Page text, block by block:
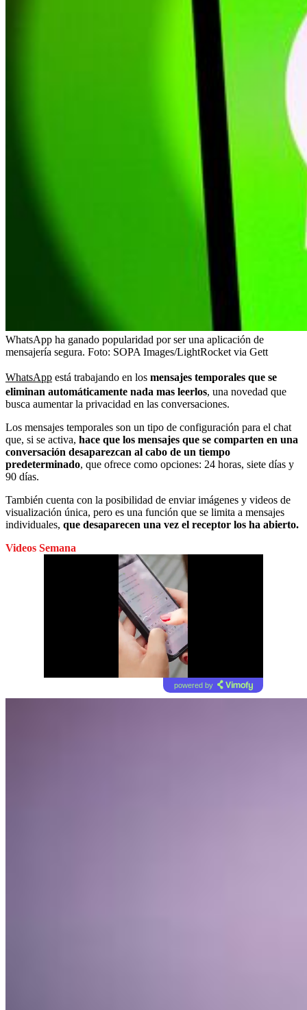
WhatsApp ha ganado popularidad por ser una aplicación de
mensajería segura. Foto: SOPA Images/LightRocket via Gett
WhatsApp está trabajando en los mensajes temporales que se
eliminan automáticamente nada mas leerlos, una novedad que
busca aumentar la privacidad en las conversaciones.
Los mensajes temporales son un tipo de configuración para el chat
que, si se activa, hace que los mensajes que se comparten en una
conversación desaparezcan al cabo de un tiempo
predeterminado, que ofrece como opciones: 24 horas, siete días y
90 días.
También cuenta con la posibilidad de enviar imágenes y videos de
visualización única, pero es una función que se limita a mensajes
individuales, que desaparecen una vez el receptor los ha abierto.
Videos Semana
powered by